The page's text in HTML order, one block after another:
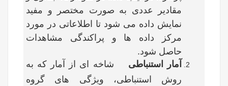
مقادیر عددی به صورت مختصر و مفید
نمایش داده می شود تا اطلاعاتی در مورد
مرکز داده ها و پراکندگی مشاهدات
حاصل شود.
آمار استنباطی شاخه ای از آمار که به
روش استنباطی، ویژگی های گروه